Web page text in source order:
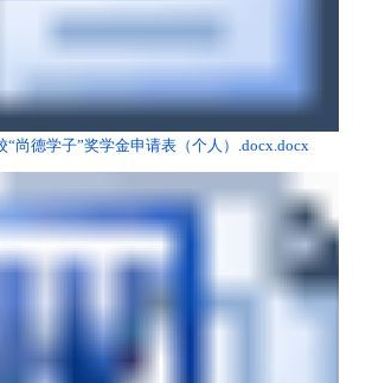
“尚德学子”奖学金申请表（个人）.docx.docx